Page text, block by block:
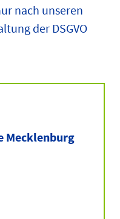
nach unseren
der DSGVO
Mecklenburg